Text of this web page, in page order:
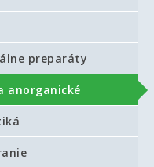
preparáty
anorganické